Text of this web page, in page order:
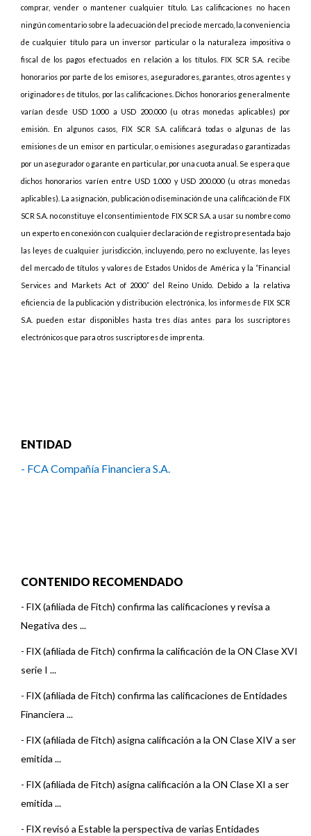
comprar, vender o mantener cualquier título. Las calificaciones no hacen
ningún comentario sobre la adecuación del precio de mercado, la conveniencia
de cualquier título para un inversor particular o la naturaleza impositiva o
fiscal de los pagos efectuados en relación a los títulos. FIX SCR S.A. recibe
honorarios por parte de los emisores, aseguradores, garantes, otros agentes y
originadores de títulos, por las calificaciones. Dichos honorarios generalmente
varían desde USD 1.000 a USD 200.000 (u otras monedas aplicables) por
emisión. En algunos casos, FIX SCR S.A. calificará todas o algunas de las
emisiones de un emisor en particular, o emisiones aseguradas o garantizadas
por un asegurador o garante en particular, por una cuota anual. Se espera que
dichos honorarios varíen entre USD 1.000 y USD 200.000 (u otras monedas
aplicables). La asignación, publicación o diseminación de una calificación de FIX
SCR S.A. no constituye el consentimiento de FIX SCR S.A. a usar su nombre como
un experto en conexión con cualquier declaración de registro presentada bajo
las leyes de cualquier jurisdicción, incluyendo, pero no excluyente, las leyes
del mercado de títulos y valores de Estados Unidos de América y la “Financial
Services and Markets Act of 2000” del Reino Unido. Debido a la relativa
eficiencia de la publicación y distribución electrónica, los informes de FIX SCR
S.A. pueden estar disponibles hasta tres días antes para los suscriptores
electrónicos que para otros suscriptores de imprenta.
ENTIDAD
- FCA Compañía Financiera S.A.
CONTENIDO RECOMENDADO
- FIX (afiliada de Fitch) confirma las calificaciones y revisa a
Negativa des ...
- FIX (afiliada de Fitch) confirma la calificación de la ON Clase XVI
serie I ...
- FIX (afiliada de Fitch) confirma las calificaciones de Entidades
Financiera ...
- FIX (afiliada de Fitch) asigna calificación a la ON Clase XIV a ser
emitida ...
- FIX (afiliada de Fitch) asigna calificación a la ON Clase XI a ser
emitida ...
- FIX revisó a Estable la perspectiva de varias Entidades